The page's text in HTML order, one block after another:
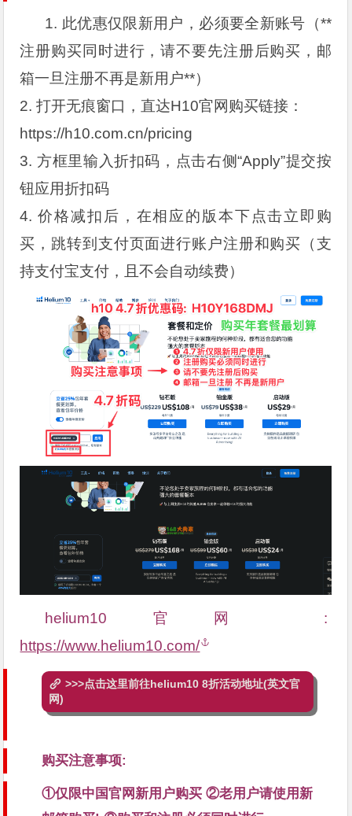
1. 此优惠仅限新用户，必须要全新账号（**
注册购买同时进行，请不要先注册后购买，邮
箱一旦注册不再是新用户**）
2. 打开无痕窗口，直达H10官网购买链接：
https://h10.com.cn/pricing
3. 方框里输入折扣码，点击右侧“Apply”提交按
钮应用折扣码
4. 价格减扣后，在相应的版本下点击立即购
买，跳转到支付页面进行账户注册和购买（支
持支付宝支付，且不会自动续费）
helium10官网 :
https://www.helium10.com/
>>>点击这里前往helium10 8折活动地址(英文官
网)
购买注意事项:
①仅限中国官网新用户购买 ②老用户请使用新